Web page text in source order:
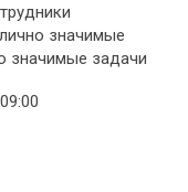
значимые
значимые задачи